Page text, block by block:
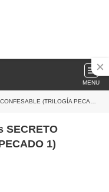
MENU
(TRILOGÍA PECADO 1) 9788425356445
SECRETO
1)